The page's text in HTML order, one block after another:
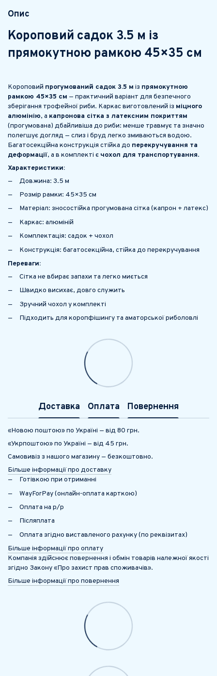
Опис
Короповий садок 3.5 м із
прямокутною рамкою 45×35 см
Короповий прогумований садок 3.5 м із прямокутною
рамкою 45×35 см — практичний варіант для безпечного
зберігання трофейної риби. Каркас виготовлений із міцного
алюмінію, а капронова сітка з латексним покриттям
(прогумована) дбайливіша до риби: менше травмує та значно
полегшує догляд — слиз і бруд легко змиваються водою.
Багатосекційна конструкція стійка до перекручування та
деформації, а в комплекті є чохол для транспортування.
Характеристики:
Довжина: 3.5 м
Розмір рамки: 45×35 см
Матеріал: зносостійка прогумована сітка (капрон + латекс)
Каркас: алюміній
Комплектація: садок + чохол
Конструкція: багатосекційна, стійка до перекручування
Переваги:
Сітка не вбирає запахи та легко миється
Швидко висихає, довго служить
Зручний чохол у комплекті
Підходить для коропфішингу та аматорської риболовлі
Доставка Оплата Повернення
«Новою поштою» по Україні — від 80 грн.
«Укрпоштою» по Україні — від 45 грн.
Самовивіз з нашого магазину — безкоштовно.
Більше інформації про доставку
Готівкою при отриманні
WayForPay (онлайн-оплата карткою)
Оплата на р/р
Післяплата
Оплата згідно виставленого рахунку (по реквізитах)
Більше інформації про оплату
Компанія здійснює повернення і обмін товарів належної якості
згідно Закону «Про захист прав споживачів».
Більше інформації про повернення